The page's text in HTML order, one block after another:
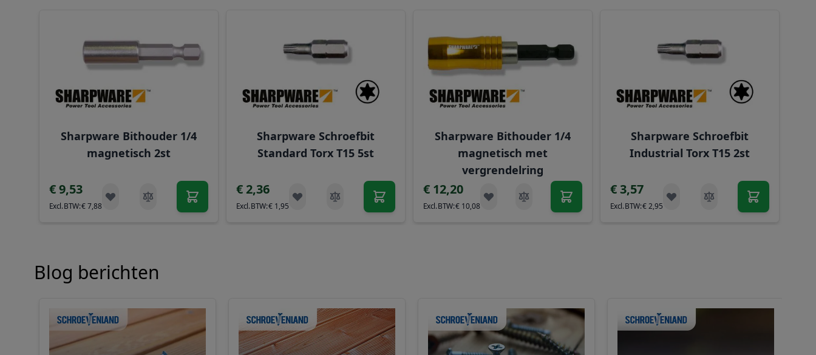
Sharpware Bithouder 1/4
magnetisch 2st
€ 9,53
€ 7,88
Sharpware Schroefbit
Standard Torx T15 5st
€ 2,36
€ 1,95
Sharpware Bithouder 1/4
magnetisch met
vergrendelring
€ 12,20
€ 10,08
Sharpware Schroefbit
Industrial Torx T15 2st
€ 3,57
€ 2,95
Blog berichten